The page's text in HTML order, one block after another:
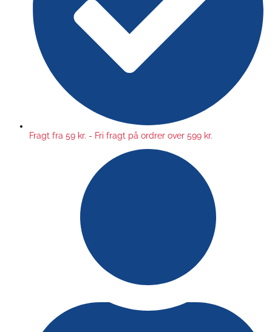
Fragt fra 59 kr. - Fri fragt på ordrer over 599 kr.